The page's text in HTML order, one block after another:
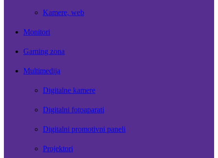
Kamere, web
Monitori
Gaming zona
Multimedija
Digitalne kamere
Digitalni fotoaparati
Digitalni promotivni paneli
Projektori